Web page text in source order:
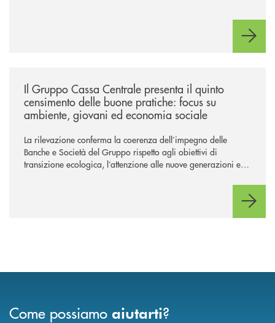
Il Gruppo Cassa Centrale presenta il quinto
censimento delle buone pratiche: focus su
ambiente, giovani ed economia sociale
La rilevazione conferma la coerenza dell’impegno delle
Banche e Società del Gruppo rispetto agli obiettivi di
transizione ecologica, l’attenzione alle nuove generazioni e
attori chiave delle comunità locali. Installate 246 colonnine di
Come possiamo aiutarti?